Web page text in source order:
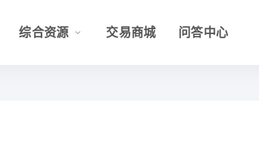
综合资源 交易商城 问答中心